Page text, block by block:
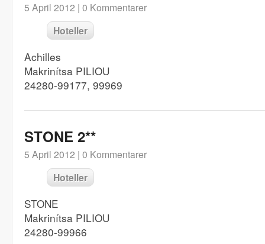
5 April 2012 | 0 Kommentarer
Hoteller
Achilles
Makrinítsa PILIOU
24280-99177, 99969
STONE 2**
5 April 2012 | 0 Kommentarer
Hoteller
STONE
Makrinítsa PILIOU
24280-99966